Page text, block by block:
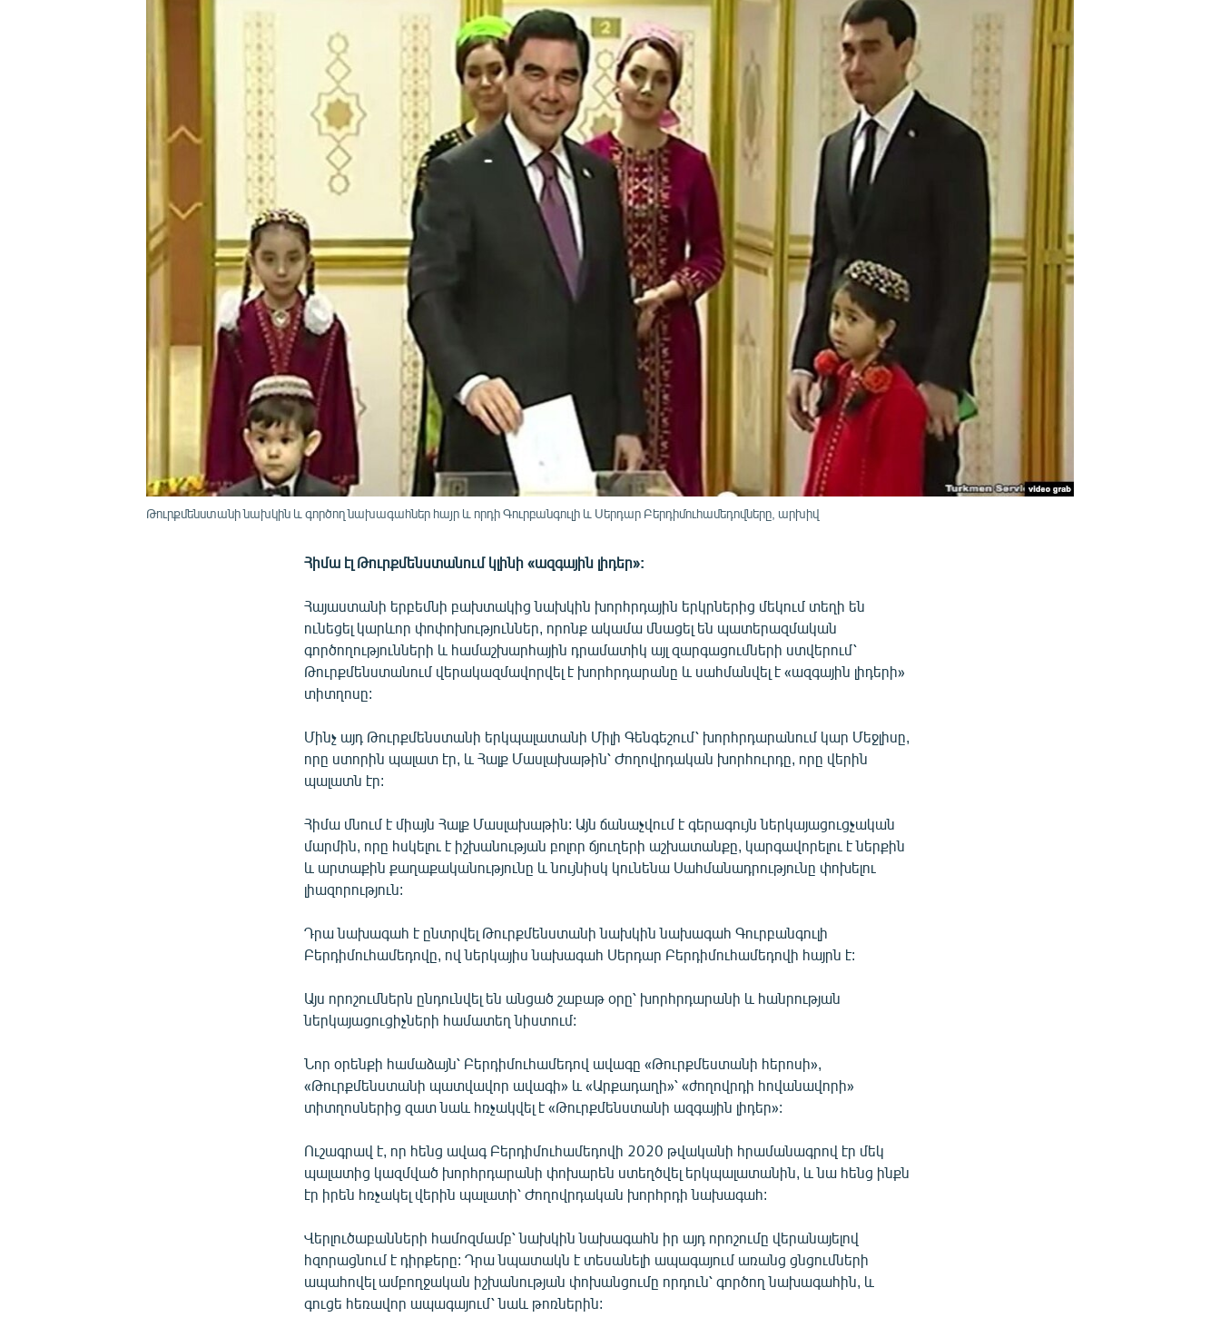
Թուրքմենստանի նախկին և գործող նախագահներ հայր և որդի Գուրբանգուլի և Սերդար Բերդիմուհամեդովները, արխիվ
Հիմա էլ Թուրքմենստանում կլինի «ազգային լիդեր»:
Հայաստանի երբեմնի բախտակից նախկին խորհրդային երկրներից մեկում տեղի են
ունեցել կարևոր փոփոխություններ, որոնք ակամա մնացել են պատերազմական
գործողությունների և համաշխարհային դրամատիկ այլ զարգացումների ստվերում՝
Թուրքմենստանում վերակազմավորվել է խորհրդարանը և սահմանվել է «ազգային լիդերի»
տիտղոսը:
Մինչ այդ Թուրքմենստանի երկպալատանի Միլի Գենգեշում՝ խորհրդարանում կար Մեջլիսը,
որը ստորին պալատ էր, և Հալք Մասլախաթին՝ Ժողովրդական խորհուրդը, որը վերին
պալատն էր:
Հիմա մնում է միայն Հալք Մասլախաթին: Այն ճանաչվում է գերագույն ներկայացուցչական
մարմին, որը հսկելու է իշխանության բոլոր ճյուղերի աշխատանքը, կարգավորելու է ներքին
և արտաքին քաղաքականությունը և նույնիսկ կունենա Սահմանադրությունը փոխելու
լիազորություն:
Դրա նախագահ է ընտրվել Թուրքմենստանի նախկին նախագահ Գուրբանգուլի
Բերդիմուհամեդովը, ով ներկայիս նախագահ Սերդար Բերդիմուհամեդովի հայրն է:
Այս որոշումներն ընդունվել են անցած շաբաթ օրը՝ խորհրդարանի և հանրության
ներկայացուցիչների համատեղ նիստում:
Նոր օրենքի համաձայն՝ Բերդիմուհամեդով ավագը «Թուրքմեստանի հերոսի»,
«Թուրքմենստանի պատվավոր ավագի» և «Արքադաղի»՝ «ժողովրդի հովանավորի»
տիտղոսներից զատ նաև հռչակվել է «Թուրքմենստանի ազգային լիդեր»:
Ուշագրավ է, որ հենց ավագ Բերդիմուհամեդովի 2020 թվականի հրամանագրով էր մեկ
պալատից կազմված խորհրդարանի փոխարեն ստեղծվել երկպալատանին, և նա հենց ինքն
էր իրեն հռչակել վերին պալատի՝ Ժողովրդական խորհրդի նախագահ:
Վերլուծաբանների համոզմամբ՝ նախկին նախագահն իր այդ որոշումը վերանայելով
հզորացնում է դիրքերը: Դրա նպատակն է տեսանելի ապագայում առանց ցնցումների
ապահովել ամբողջական իշխանության փոխանցումը որդուն՝ գործող նախագահին, և
գուցե հեռավոր ապագայում՝ նաև թոռներին: